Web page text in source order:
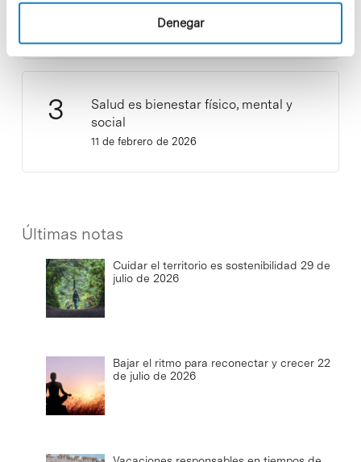
Denegar
y ser una fuente de inspiración?
3 de septiembre de 2025
Salud es bienestar físico, mental y
social
11 de febrero de 2026
Últimas notas
Cuidar el territorio es sostenibilidad 29 de
julio de 2026
Bajar el ritmo para reconectar y crecer 22
de julio de 2026